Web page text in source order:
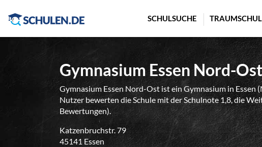
SCHULSUCHE
Gymnasium Essen Nord-Ost
Gymnasium Essen Nord-Ost ist ein Gymnasium in
Nutzer bewerten die Schule mit der Schulnote 1,8, die
Bewertungen).
Katzenbruchstr. 79
45141 Essen